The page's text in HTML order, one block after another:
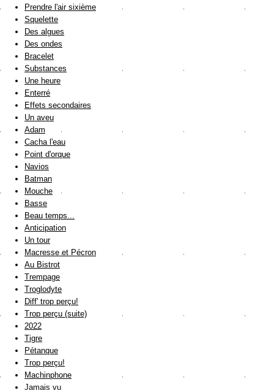
Prendre l'air sixième
Squelette
Des algues
Des ondes
Bracelet
Substances
Une heure
Enterré
Effets secondaires
Un aveu
Adam
Cacha l'eau
Point d'orque
Navios
Batman
Mouche
Basse
Beau temps...
Anticipation
Un tour
Macresse et Pécron
Au Bistrot
Trempage
Troglodyte
Diff' trop perçu!
Trop perçu (suite)
2022
Tigre
Pétanque
Trop perçu!
Machinphone
Jamais vu